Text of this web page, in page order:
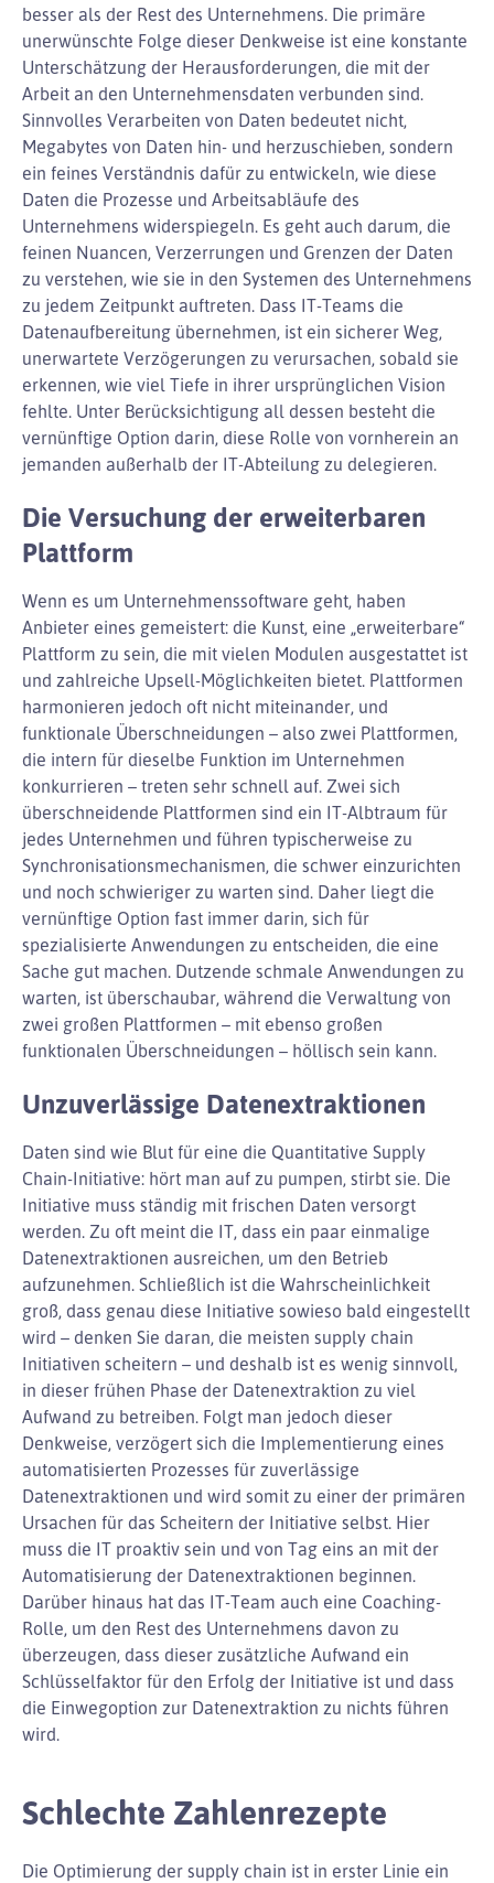
besser als der Rest des Unternehmens. Die primäre
unerwünschte Folge dieser Denkweise ist eine konstante
Unterschätzung der Herausforderungen, die mit der
Arbeit an den Unternehmensdaten verbunden sind.
Sinnvolles Verarbeiten von Daten bedeutet nicht,
Megabytes von Daten hin- und herzuschieben, sondern
ein feines Verständnis dafür zu entwickeln, wie diese
Daten die Prozesse und Arbeitsabläufe des
Unternehmens widerspiegeln. Es geht auch darum, die
feinen Nuancen, Verzerrungen und Grenzen der Daten
zu verstehen, wie sie in den Systemen des Unternehmens
zu jedem Zeitpunkt auftreten. Dass IT-Teams die
Datenaufbereitung übernehmen, ist ein sicherer Weg,
unerwartete Verzögerungen zu verursachen, sobald sie
erkennen, wie viel Tiefe in ihrer ursprünglichen Vision
fehlte. Unter Berücksichtigung all dessen besteht die
vernünftige Option darin, diese Rolle von vornherein an
jemanden außerhalb der IT-Abteilung zu delegieren.
Die Versuchung der erweiterbaren
Plattform
Wenn es um Unternehmenssoftware geht, haben
Anbieter eines gemeistert: die Kunst, eine „erweiterbare“
Plattform zu sein, die mit vielen Modulen ausgestattet ist
und zahlreiche Upsell-Möglichkeiten bietet. Plattformen
harmonieren jedoch oft nicht miteinander, und
funktionale Überschneidungen – also zwei Plattformen,
die intern für dieselbe Funktion im Unternehmen
konkurrieren – treten sehr schnell auf. Zwei sich
überschneidende Plattformen sind ein IT-Albtraum für
jedes Unternehmen und führen typischerweise zu
Synchronisationsmechanismen, die schwer einzurichten
und noch schwieriger zu warten sind. Daher liegt die
vernünftige Option fast immer darin, sich für
spezialisierte Anwendungen zu entscheiden, die eine
Sache gut machen. Dutzende schmale Anwendungen zu
warten, ist überschaubar, während die Verwaltung von
zwei großen Plattformen – mit ebenso großen
funktionalen Überschneidungen – höllisch sein kann.
Unzuverlässige Datenextraktionen
Daten sind wie Blut für eine die Quantitative Supply
Chain-Initiative: hört man auf zu pumpen, stirbt sie. Die
Initiative muss ständig mit frischen Daten versorgt
werden. Zu oft meint die IT, dass ein paar einmalige
Datenextraktionen ausreichen, um den Betrieb
aufzunehmen. Schließlich ist die Wahrscheinlichkeit
groß, dass genau diese Initiative sowieso bald eingestellt
wird – denken Sie daran, die meisten supply chain
Initiativen scheitern – und deshalb ist es wenig sinnvoll,
in dieser frühen Phase der Datenextraktion zu viel
Aufwand zu betreiben. Folgt man jedoch dieser
Denkweise, verzögert sich die Implementierung eines
automatisierten Prozesses für zuverlässige
Datenextraktionen und wird somit zu einer der primären
Ursachen für das Scheitern der Initiative selbst. Hier
muss die IT proaktiv sein und von Tag eins an mit der
Automatisierung der Datenextraktionen beginnen.
Darüber hinaus hat das IT-Team auch eine Coaching-
Rolle, um den Rest des Unternehmens davon zu
überzeugen, dass dieser zusätzliche Aufwand ein
Schlüsselfaktor für den Erfolg der Initiative ist und dass
die Einwegoption zur Datenextraktion zu nichts führen
wird.
Schlechte Zahlenrezepte
Die Optimierung der supply chain ist in erster Linie ein